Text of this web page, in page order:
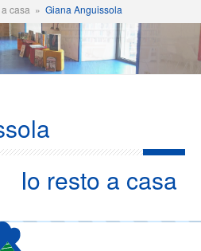
casa » Giana Anguissola
Io resto a casa